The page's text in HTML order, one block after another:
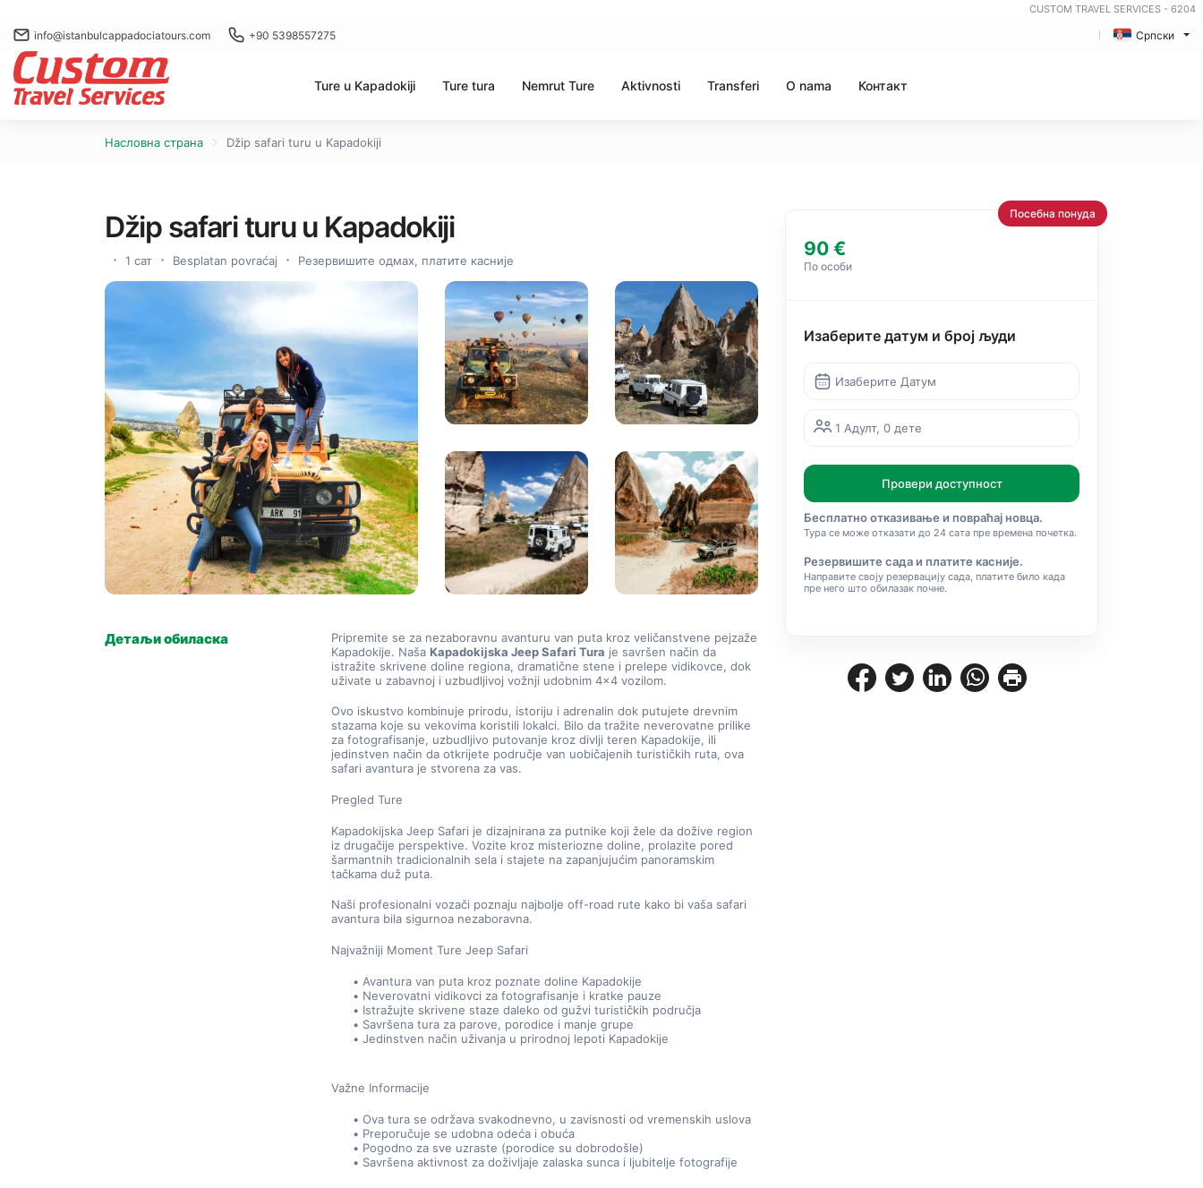
CUSTOM TRAVEL SERVICES - 6204
info@istanbulcappadociatours.com +90 5398557275 Српски
Ture u Kapadokiji Ture tura Nemrut Ture Aktivnosti Transferi O nama Контакт
Насловна страна Džip safari turu u Kapadokiji
Džip safari turu u Kapadokiji
1 сат Besplatan povraćaj Резервишите одмах, платите касније
Детаљи обиласка
Pripremite se za nezaboravnu avanturu van puta kroz veličanstvene pejzaže
Kapadokije. Naša Kapadokijska Jeep Safari Tura je savršen način da
istražite skrivene doline regiona, dramatične stene i prelepe vidikovce, dok
uživate u zabavnoj i uzbudljivoj vožnji udobnim 4×4 vozilom.
Ovo iskustvo kombinuje prirodu, istoriju i adrenalin dok putujete drevnim
stazama koje su vekovima koristili lokalci. Bilo da tražite neverovatne prilike
za fotografisanje, uzbudljivo putovanje kroz divlji teren Kapadokije, ili
jedinstven način da otkrijete područje van uobičajenih turističkih ruta, ova
safari avantura je stvorena za vas.
Pregled Ture
Kapadokijska Jeep Safari je dizajnirana za putnike koji žele da dožive region
iz drugačije perspektive. Vozite kroz misteriozne doline, prolazite pored
šarmantnih tradicionalnih sela i stajete na zapanjujućim panoramskim
tačkama duž puta.
Naši profesionalni vozači poznaju najbolje off-road rute kako bi vaša safari
avantura bila sigurnoa nezaboravna.
Najvažniji Moment Ture Jeep Safari
Avantura van puta kroz poznate doline Kapadokije
Neverovatni vidikovci za fotografisanje i kratke pauze
Istražujte skrivene staze daleko od gužvi turističkih područja
Savršena tura za parove, porodice i manje grupe
Jedinstven način uživanja u prirodnoj lepoti Kapadokije
Važne Informacije
Ova tura se održava svakodnevno, u zavisnosti od vremenskih uslova
Preporučuje se udobna odeća i obuća
Pogodno za sve uzraste (porodice su dobrodošle)
Savršena aktivnost za doživljaje zalaska sunca i ljubitelje fotografije
Посебна понуда
90 €
По особи
Изаберите датум и број људи
Изаберите Датум
1 Адулт, 0 дете
Провери доступност
Бесплатно отказивање и повраћај новца.
Тура се може отказати до 24 сата пре времена почетка.
Резервишите сада и платите касније.
Направите своју резервацију сада, платите било када
пре него што обилазак почне.